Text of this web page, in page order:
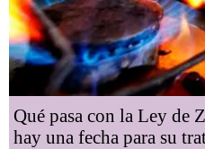
Qué pasa con la Ley de
hay una fecha para su